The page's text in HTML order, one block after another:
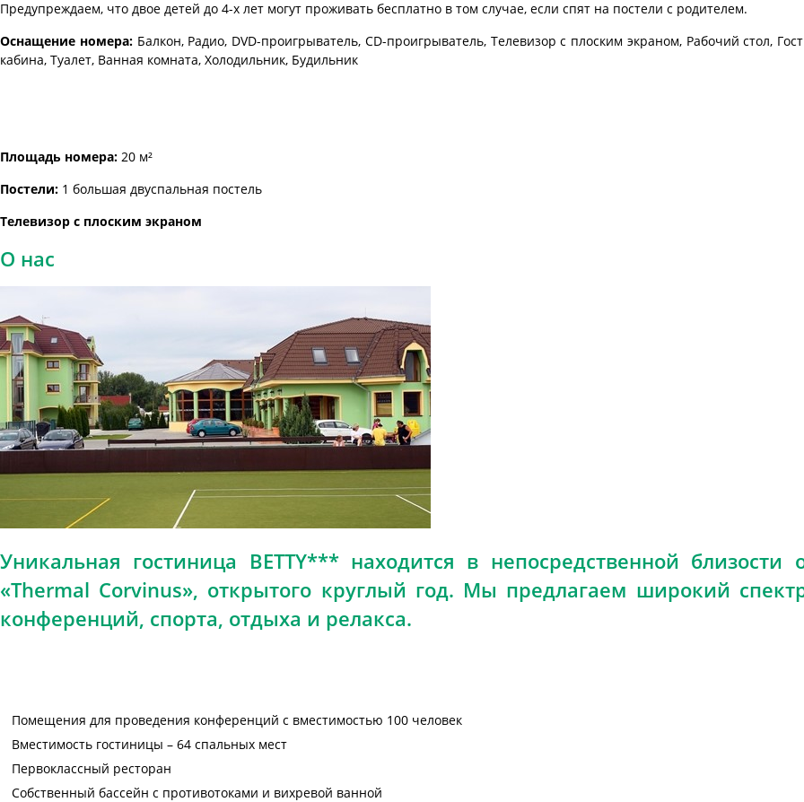
Предупреждаем, что двое детей до 4-х лет могут проживать бесплатно в том случае, если спят на постели с родителем.
Оснащение номера: Балкон, Радио, DVD-проигрыватель, CD-проигрыватель, Телевизор с плоским экраном, Рабочий стол,
кабина, Туалет, Ванная комната, Холодильник, Будильник
Площадь номера: 20 м²
Постели: 1 большая двуспальная постель
Телевизор с плоским экраном
О нас
Уникальная гостиница BETTY*** находится в непосредственной
«Thermal Corvinus», открытого круглый год. Мы предлагаем широкий
конференций, спорта, отдыха и релакса.
Помещения для проведения конференций с вместимостью 100 человек
Вместимость гостиницы – 64 спальных мест
Первоклассный ресторан
Собственный бассейн с противотоками и вихревой ванной